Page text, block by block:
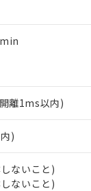
離1ms以内)
)
ないこと)
ないこと)
情報の共同利用に
ことができます。
書
するもので、過
４物質の対応
しておりました。